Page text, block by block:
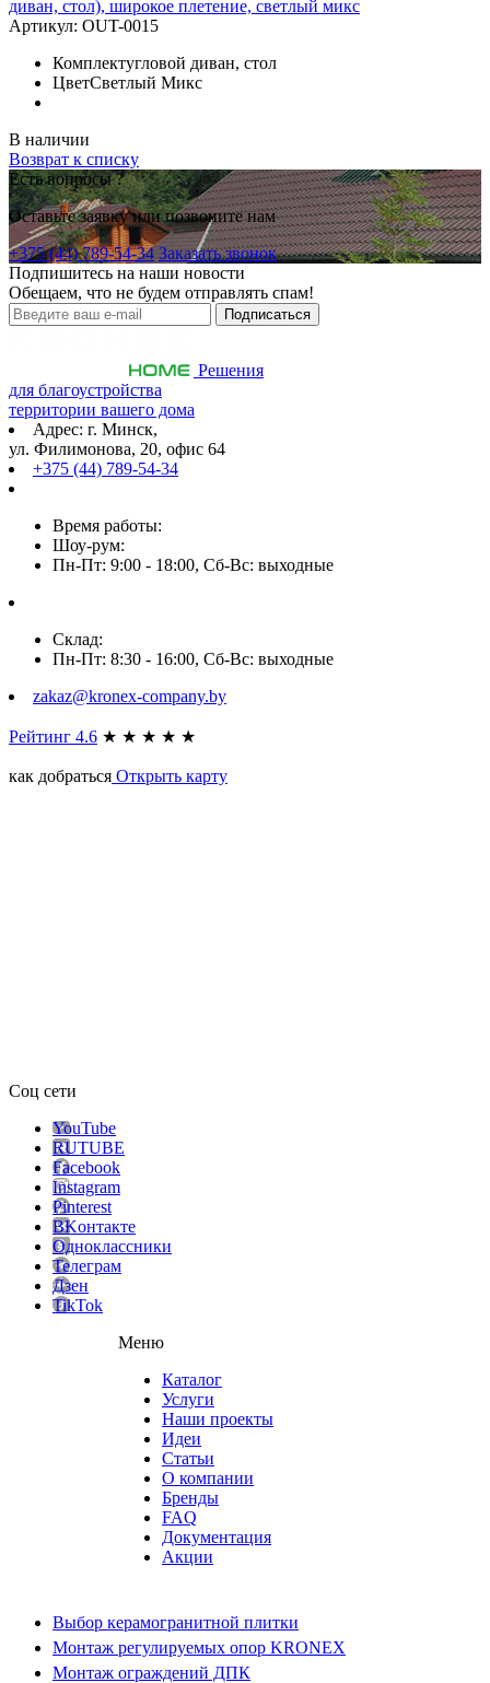
диван, стол), широкое плетение, светлый микс
Артикул: OUT-0015
Комплектугловой диван, стол
ЦветСветлый Микс
В наличии
Возврат к списку
Есть вопросы ?
Оставьте заявку или позвоните нам
+375 (44) 789-54-34 Заказать звонок
Подпишитесь на наши новости
Обещаем, что не будем отправлять спам!
Решения
для благоустройства
территории вашего дома
Адрес: г. Минск,
ул. Филимонова, 20, офис 64
+375 (44) 789-54-34
Время работы:
Шоу-рум:
Пн-Пт: 9:00 - 18:00, Сб-Вс: выходные
Склад:
Пн-Пт: 8:30 - 16:00, Сб-Вс: выходные
zakaz@kronex-company.by
Рейтинг 4.6 ★ ★ ★ ★ ★
как добраться Открыть карту
Соц сети
YouTube
RUTUBE
Facebook
Instagram
Pinterest
ВKонтакте
Одноклассники
Телеграм
Дзен
TikTok
Меню
Каталог
Услуги
Наши проекты
Идеи
Статьи
О компании
Бренды
FAQ
Документация
Акции
Выбор керамогранитной плитки
Монтаж регулируемых опор KRONEX
Монтаж ограждений ДПК